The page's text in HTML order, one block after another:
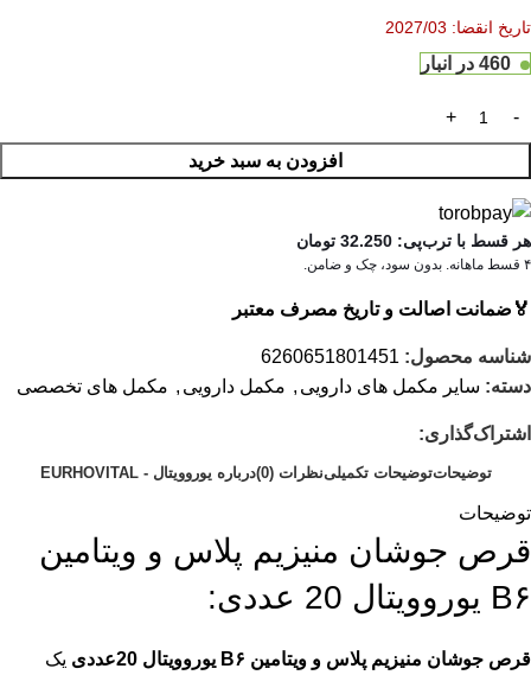
تاریخ انقضا: 2027/03
460 در انبار
افزودن به سبد خرید
هر قسط با ترب‌پی: 32.250 تومان
۴ قسط ماهانه. بدون سود، چک و ضامن.
🏅 ضمانت اصالت و تاریخ مصرف معتبر
شناسه محصول: 6260651801451
دسته: سایر مکمل های دارویی , مکمل دارویی , مکمل های تخصصی
اشتراک‌گذاری:
توضیحاتتوضیحات تکمیلینظرات (0) درباره یوروویتال - EURHOVITAL
توضیحات
قرص جوشان منیزیم پلاس و ویتامین
B۶ یوروویتال 20 عددی:
قرص جوشان منیزیم پلاس و ویتامین B۶ یوروویتال 20عددی
یک